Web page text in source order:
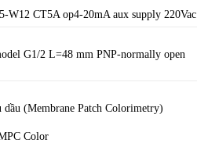
W12 CT5A op4-20mA aux supply 220Vac
G1/2 L=48 mm PNP-normally open
(Membrane Patch Colorimetry)
Color